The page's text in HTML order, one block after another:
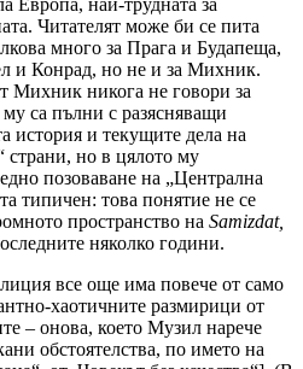
Европа, най-трудната за
Читателят може би се пита
много за Прага и Будапеща,
и Конрад, но не и за Михник.
Михник никога не говори за
са пълни с разясняващи
история и текущите дела на
страни, но в цялото му
позоваване на „Централна
типичен: това понятие не се
пространство на Samizdat,
няколко години.
все още има повече от само
хаотичните размирици от
– онова, което Музил нарече
обстоятелства, по името на